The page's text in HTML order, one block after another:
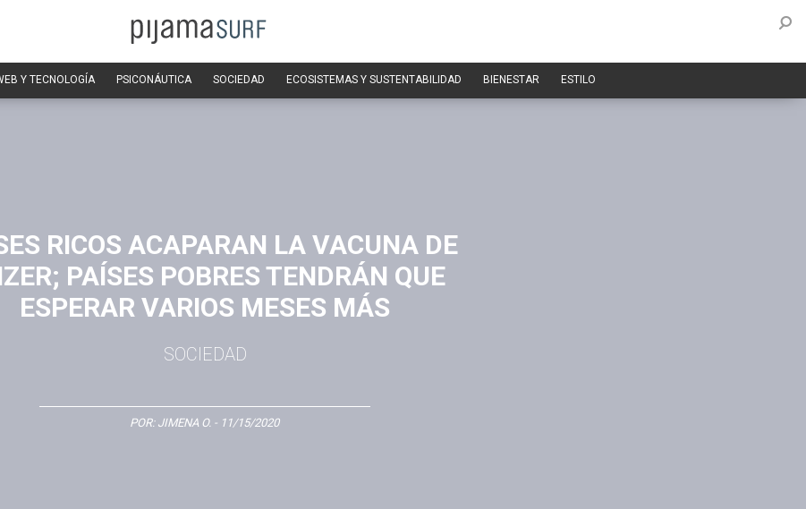
Y TECNOLOGÍA PSICONÁUTICA SOCIEDAD ECOSISTEMAS Y SUSTENTABILIDAD BIENESTAR ESTILO
RICOS ACAPARAN LA VACUNA DE
PAÍSES POBRES TENDRÁN QUE
ESPERAR VARIOS MESES MÁS
SOCIEDAD
POR: JIMENA O. - 11/15/2020